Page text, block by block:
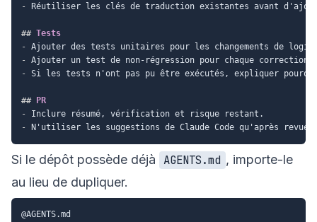
- Réutiliser les clés de traduction existantes avant
## Tests
-
-
- Si les tests n'ont pas pu être exécutés, expliquer
## PR
-
-
Si le dépôt possède déjà AGENTS.md , importe-le
au lieu de dupliquer.
@AGENTS.md